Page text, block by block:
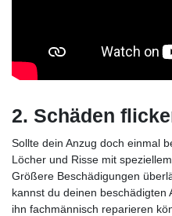
2. Schäden
Sollte dein Anzug doch einmal
Löcher und Risse mit
Größere Beschädigungen
kannst du deinen beschädigten
ihn fachmännisch reparieren